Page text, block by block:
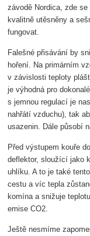
závodě Nordica, zde
kvalitně utěsněny a
fungovat.
Falešné přisávání by
hoření. Na primárním
v závislosti teploty
je výhodná pro
s jemnou regulací je
nahřátí vzduchu), tak
usazenin. Dále působí
Před výstupem kouře
deflektor, sloužící jako
uhlíku. A to je také
cestu a víc tepla
komína a snižuje
emise CO2.
Ještě nesmíme